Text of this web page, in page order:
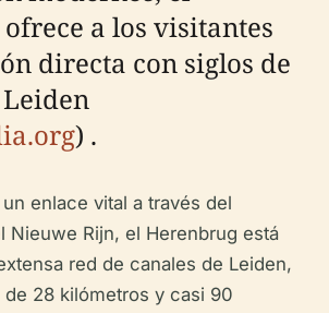
a los visitantes
directa con siglos de
) .
enlace vital a través del
Nieuwe Rijn, el Herenbrug está
red de canales de Leiden,
de 28 kilómetros y casi 90